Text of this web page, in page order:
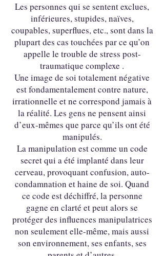
Les personnes qui se sentent exclues,
inférieures, stupides, naïves,
coupables, superflues, etc., sont dans la
plupart des cas touchées par ce qu’on
appelle le trouble de stress post-
traumatique complexe .
Une image de soi totalement négative
est fondamentalement contre nature,
irrationnelle et ne correspond jamais à
la réalité. Les gens ne pensent ainsi
d’eux-mêmes que parce qu’ils ont été
manipulés.
La manipulation est comme un code
secret qui a été implanté dans leur
cerveau, provoquant confusion, auto-
condamnation et haine de soi. Quand
ce code est déchiffré, la personne
gagne en clarté et peut alors se
protéger des influences manipulatrices
non seulement elle-même, mais aussi
son environnement, ses enfants, ses